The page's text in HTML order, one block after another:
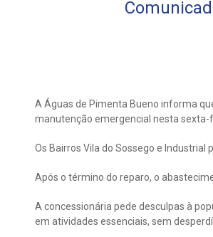
A Águas de Pimenta Bueno informa
manutenção emergencial nesta sexta-
Os Bairros Vila do Sossego e
Após o término do reparo, o
A concessionária pede desculpas à
em atividades essenciais, sem